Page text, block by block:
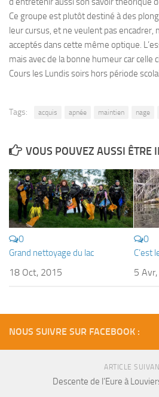
Plongeur N1
Plongeur N2
Plongeur N3
Fosse
Sorties techniques
APNEE
SORTIES
Sorties 2026
Sorties 2023
Sorties 2020
Ce groupe est plutôt destiné à des
leur cursus, et ne veulent pas encadrer,
acceptés dans cette même optique.
mais avec de la bonne humeur car celle
Cours les Lundis soirs hors période
Tags: acquis apnée maintien nage
VOUS POUVEZ AUSSI ÊTRE
0
Grand nettoyage du lac
18 Oct, 2015
0
C’est
5
NOUS SUIVRE SUR FACEBOOK :
ARTICLE
Descente de l’Eure à